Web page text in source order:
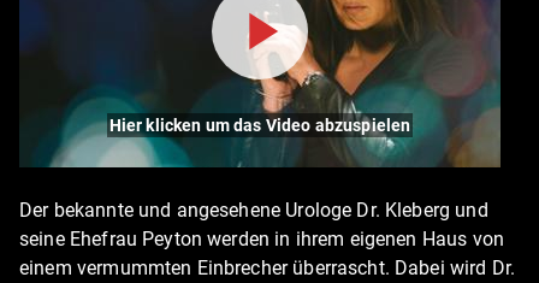
Hier klicken um das Video abzuspielen
Der bekannte und angesehene Urologe Dr. Kleberg und
seine Ehefrau Peyton werden in ihrem eigenen Haus von
einem vermummten Einbrecher überrascht. Dabei wird Dr.